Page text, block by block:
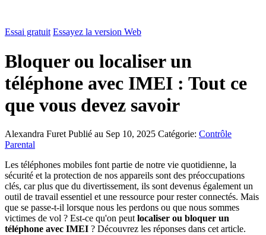
Essai gratuit Essayez la version Web
Bloquer ou localiser un
téléphone avec IMEI : Tout ce
que vous devez savoir
Alexandra Furet Publié au Sep 10, 2025 Catégorie: Contrôle
Parental
Les téléphones mobiles font partie de notre vie quotidienne, la
sécurité et la protection de nos appareils sont des préoccupations
clés, car plus que du divertissement, ils sont devenus également un
outil de travail essentiel et une ressource pour rester connectés. Mais
que se passe-t-il lorsque nous les perdons ou que nous sommes
victimes de vol ? Est-ce qu'on peut localiser ou bloquer un
téléphone avec IMEI ? Découvrez les réponses dans cet article.